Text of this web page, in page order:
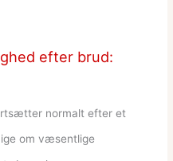
efter brud:
normalt efter et
om væsentlige